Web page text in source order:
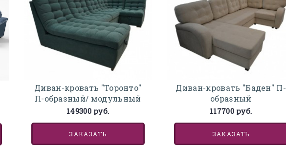
Диван-кровать "Торонто"
П-образный/ модульный
149300 руб.
ЗАКАЗАТЬ
Диван-кровать "Баден" П-
образный
117700 руб.
ЗАКАЗАТЬ